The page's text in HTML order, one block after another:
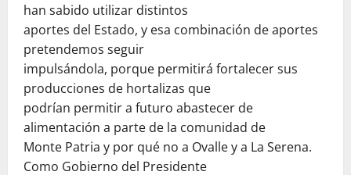
han sabido utilizar distintos
aportes del Estado, y esa combinación de aportes
pretendemos seguir
impulsándola, porque permitirá fortalecer sus
producciones de hortalizas que
podrían permitir a futuro abastecer de
alimentación a parte de la comunidad de
Monte Patria y por qué no a Ovalle y a La Serena.
Como Gobierno del Presidente